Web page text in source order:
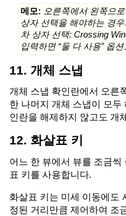
메모: 오른쪽에서 왼쪽으
상자 선택을 해야하는 경
차 상자 선택: Crossing
입력하면 “둘 다 사용” 옵
11. 개체 스냅
개체 스냅 확인란에서 오른
한 나머지 개체 스냅이 모
인란을 해제하지 않고도 개
12. 화살표 키
어느 한 뷰에서 뷰를 조금
표 키를 사용합니다.
화살표 키는 미세 이동에도
정된 거리만큼 제어하여 조